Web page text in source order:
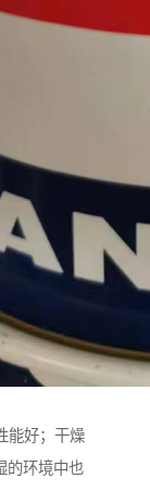
能好；干燥
的环境中也